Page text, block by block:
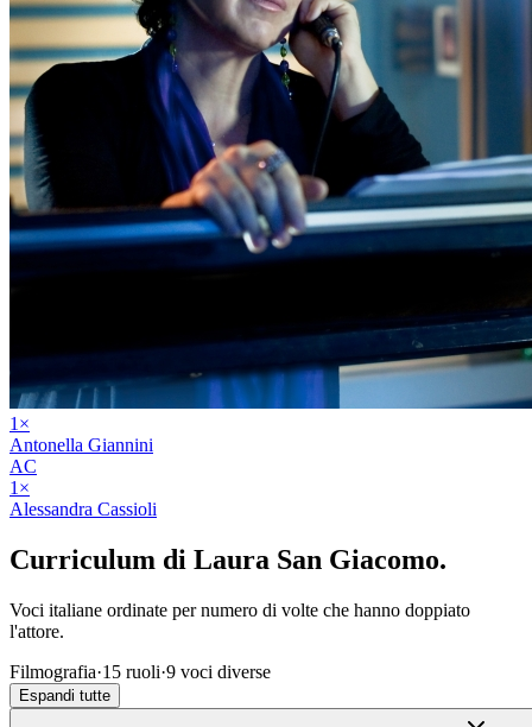
1 ×
Antonella Giannini
AC
1 ×
Alessandra Cassioli
Curriculum di Laura San Giacomo.
Voci italiane ordinate per numero di volte che hanno doppiato
l'attore.
Filmografia·15 ruoli·9 voci diverse
Espandi tutte